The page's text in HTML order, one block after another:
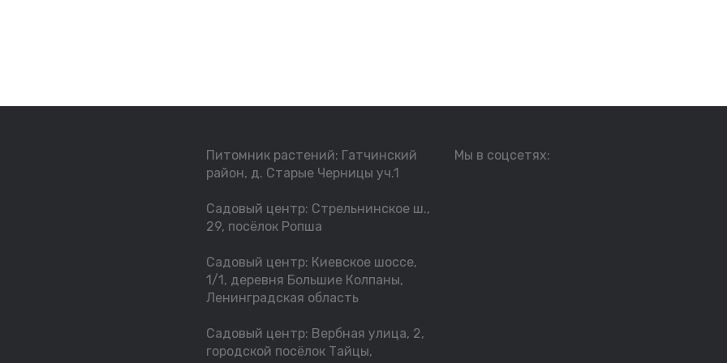
Питомник растений: Гатчинский
район, д. Старые Черницы уч.1
Садовый центр: Стрельнинское ш.,
29, посёлок Ропша
Садовый центр: Киевское шоссе,
1/1, деревня Большие Колпаны,
Ленинградская область
Садовый центр: Вербная улица, 2,
городской посёлок Тайцы,
Мы в соцсетях: